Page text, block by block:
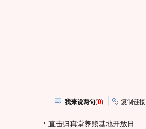
我来说两句(0) 复制链接
直击归真堂养熊基地开放日